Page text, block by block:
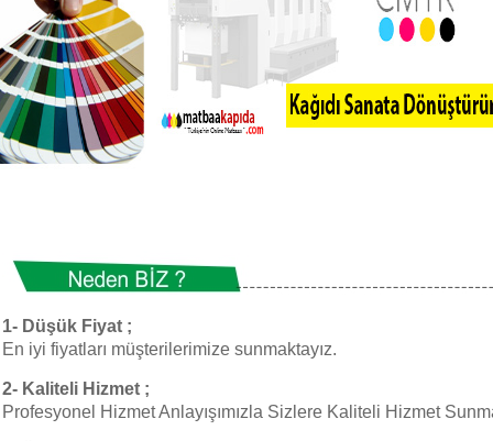
1- Düşük Fiyat ;
En iyi fiyatları müşterilerimize sunmaktayız.
2- Kaliteli Hizmet ;
Profesyonel Hizmet Anlayışımızla Sizlere Kaliteli Hizmet